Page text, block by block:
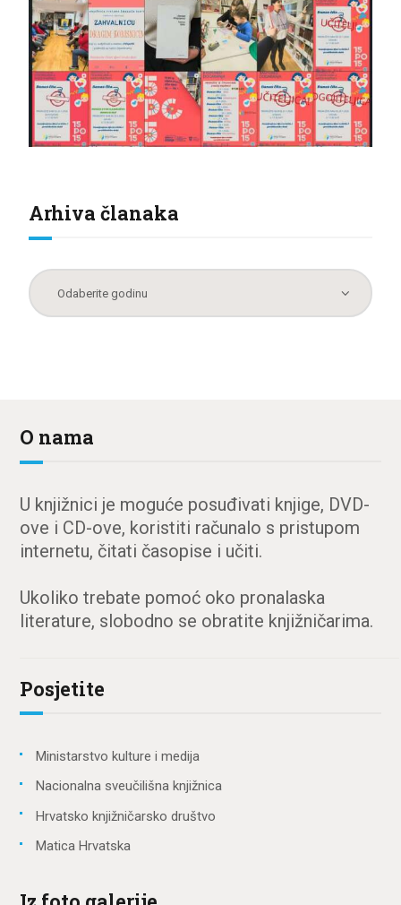
Arhiva članaka
O nama
U knjižnici je moguće posuđivati knjige, DVD-
ove i CD-ove, koristiti računalo s pristupom
internetu, čitati časopise i učiti.
Ukoliko trebate pomoć oko pronalaska
literature, slobodno se obratite knjižničarima.
Posjetite
Ministarstvo kulture i medija
Nacionalna sveučilišna knjižnica
Hrvatsko knjižničarsko društvo
Matica Hrvatska